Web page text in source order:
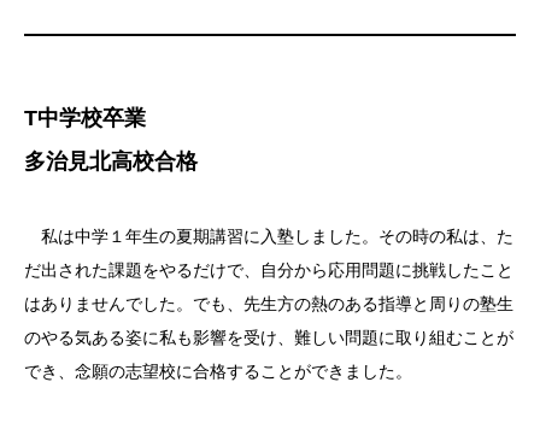
T中学校卒業
多治見北高校合格
私は中学１年生の夏期講習に入塾しました。その時の私は、た
だ出された課題をやるだけで、自分から応用問題に挑戦したこと
はありませんでした。でも、先生方の熱のある指導と周りの塾生
のやる気ある姿に私も影響を受け、難しい問題に取り組むことが
でき、念願の志望校に合格することができました。